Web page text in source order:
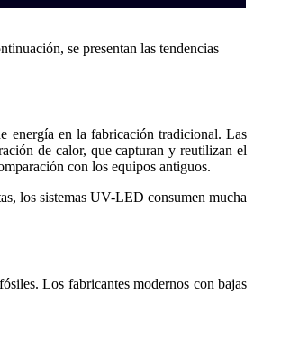
se presentan las tendencias
energía en la fabricación tradicional. Las
de calor, que capturan y reutilizan el
con los equipos antiguos.
los sistemas UV-LED consumen mucha
Los fabricantes modernos con bajas